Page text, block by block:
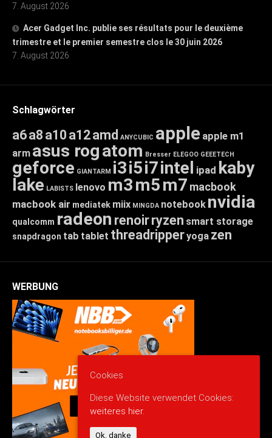
7. August 2026
Acer Gadget Inc. publie ses résultats pour le deuxième
trimestre et le premier semestre clos le 30 juin 2026
7. August 2026
Schlagwörter
a6a8 a10 a12amd ANYCUBIC apple apple m1
arm asus rogatom Bresser ELEGOO GEEETECH
geforce GIANTARM i3i5i7intel ipad kaby
lake LABISTS lenovo m3m5m7 macbook
macbook air mediatek miix MINGDA notebook nvidia
qualcomm radeon renoirryzen smart storage
snapdragon tab tablet threadripperyoga zen
WERBUNG
Cookies
Diese Website verwendet Cookies:
weiteres hier.
Ok, danke